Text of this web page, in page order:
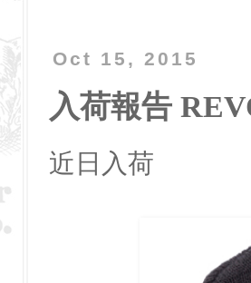
Oct 15, 2015
入荷報告
近日入荷